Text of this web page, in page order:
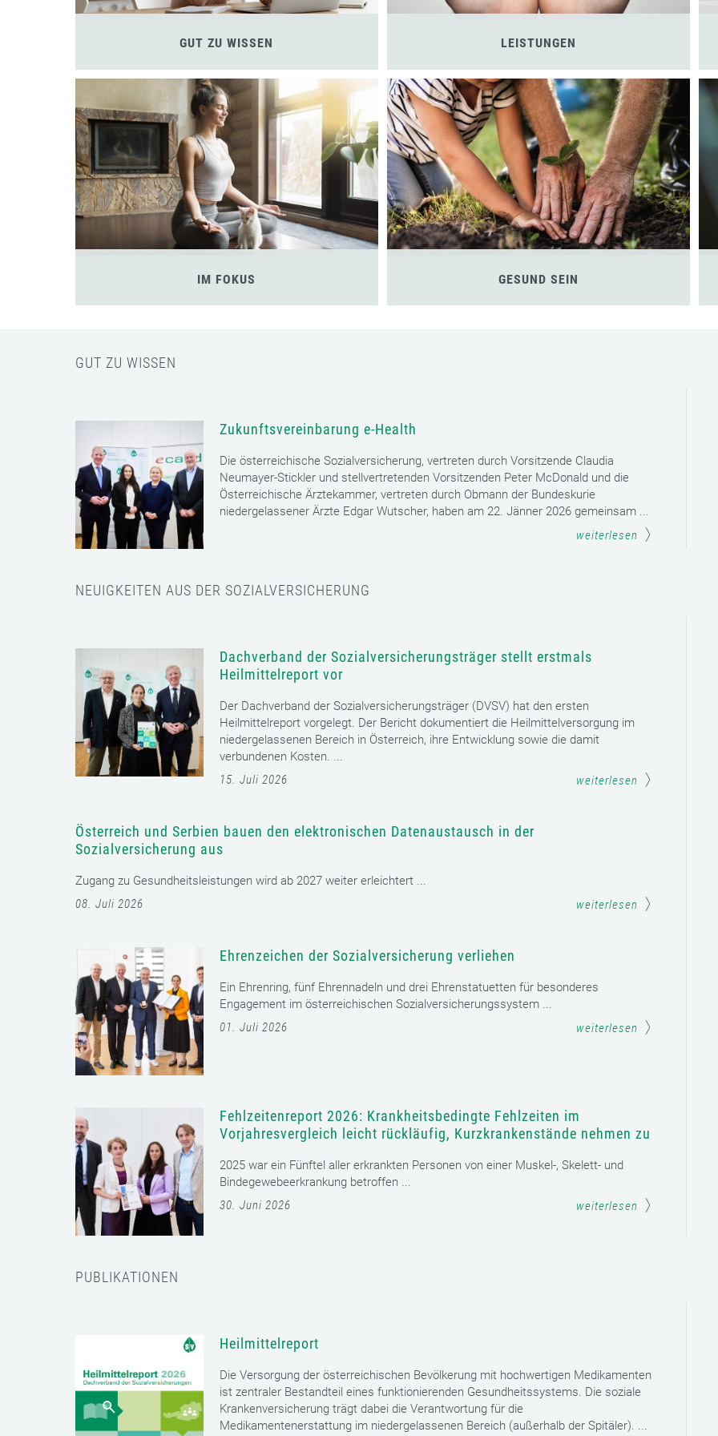
GUT ZU WISSEN LEISTUNGEN
IM FOKUS GESUND SEIN
GUT ZU WISSEN
Zukunftsvereinbarung e-Health
Die österreichische Sozialversicherung, vertreten durch Vorsitzende Claudia
Neumayer-Stickler und stellvertretenden Vorsitzenden Peter McDonald und die
Österreichische Ärztekammer, vertreten durch Obmann der Bundeskurie
niedergelassener Ärzte Edgar Wutscher, haben am 22. Jänner 2026 gemeinsam ...
weiterlesen
NEUIGKEITEN AUS DER SOZIALVERSICHERUNG
Dachverband der Sozialversicherungsträger stellt erstmals
Heilmittelreport vor
Der Dachverband der Sozialversicherungsträger (DVSV) hat den ersten
Heilmittelreport vorgelegt. Der Bericht dokumentiert die Heilmittelversorgung im
niedergelassenen Bereich in Österreich, ihre Entwicklung sowie die damit
verbundenen Kosten. ...
15. Juli 2026
weiterlesen
Österreich und Serbien bauen den elektronischen Datenaustausch in der
Sozialversicherung aus
Zugang zu Gesundheitsleistungen wird ab 2027 weiter erleichtert ...
08. Juli 2026
weiterlesen
Ehrenzeichen der Sozialversicherung verliehen
Ein Ehrenring, fünf Ehrennadeln und drei Ehrenstatuetten für besonderes
Engagement im österreichischen Sozialversicherungssystem ...
01. Juli 2026
weiterlesen
Fehlzeitenreport 2026: Krankheitsbedingte Fehlzeiten im
Vorjahresvergleich leicht rückläufig, Kurzkrankenstände nehmen zu
2025 war ein Fünftel aller erkrankten Personen von einer Muskel-, Skelett- und
Bindegewebeerkrankung betroffen ...
30. Juni 2026
weiterlesen
PUBLIKATIONEN
Heilmittelreport
Die Versorgung der österreichischen Bevölkerung mit hochwertigen Medikamenten
ist zentraler Bestandteil eines funktionierenden Gesundheitssystems. Die soziale
Krankenversicherung trägt dabei die Verantwortung für die
Medikamentenerstattung im niedergelassenen Bereich (außerhalb der Spitäler). ...